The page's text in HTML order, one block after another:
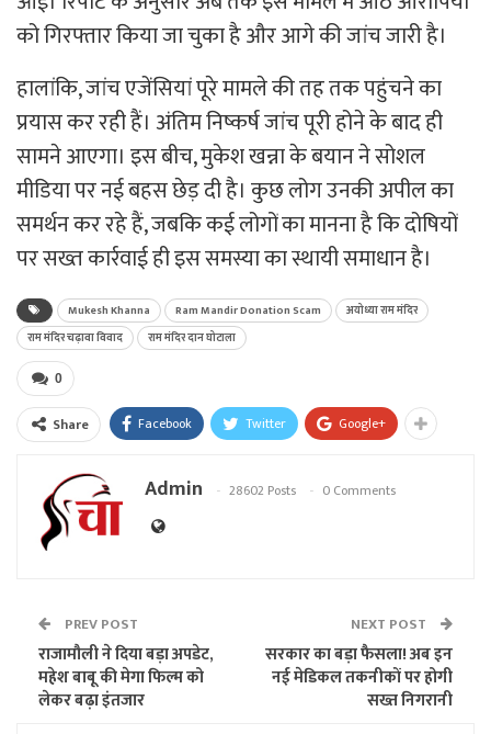
को गिरफ्तार किया जा चुका है और आगे की जांच जारी है।
हालांकि, जांच एजेंसियां पूरे मामले की तह तक पहुंचने का
प्रयास कर रही हैं। अंतिम निष्कर्ष जांच पूरी होने के बाद ही
सामने आएगा। इस बीच, मुकेश खन्ना के बयान ने सोशल
मीडिया पर नई बहस छेड़ दी है। कुछ लोग उनकी अपील का
समर्थन कर रहे हैं, जबकि कई लोगों का मानना है कि दोषियों
पर सख्त कार्रवाई ही इस समस्या का स्थायी समाधान है।
Mukesh Khanna Ram Mandir Donation Scam
अयोध्या राम मंदिर
राम मंदिर चढ़ावा विवाद
राम मंदिर दान घोटाला
0
Share Facebook Twitter Google+
Admin 28602 Posts 0 Comments
PREV POST
राजामौली ने दिया बड़ा अपडेट,
महेश बाबू की मेगा फिल्म को
लेकर बढ़ा इंतजार
NEXT POST
सरकार का बड़ा फैसला! अब इन
नई मेडिकल तकनीकों पर होगी
सख्त निगरानी